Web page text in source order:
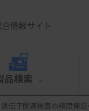
情報サイト
品検索
遺伝子関連検査の精度保